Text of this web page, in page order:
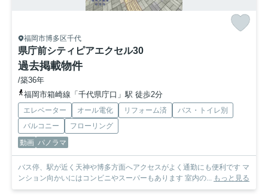
福岡市博多区千代
県庁前シティピアエクセル30
過去掲載物件
/築36年
福岡市箱崎線「千代県庁口」駅 徒歩2分
エレベーター オール電化 リフォーム済
バス・トイレ別
バルコニー
フローリング
動画 パノラマ
バス停、駅が近く天神や博多方面へアクセスがよく通勤にも便利です マ
ンション向かいにはコンビニやスーパーもあります 室内の... もっと見る